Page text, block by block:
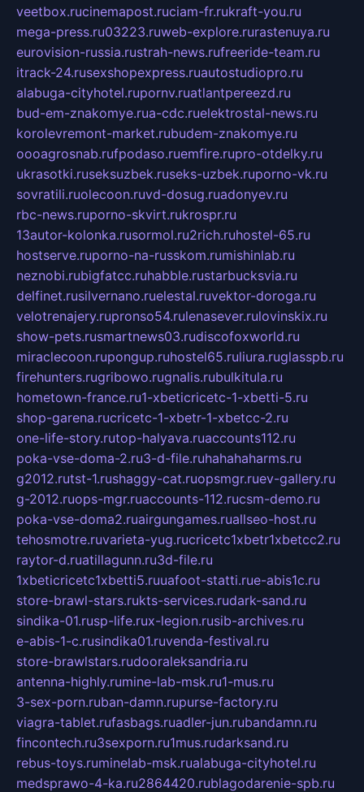
veetbox.rucinemapost.ruciam-fr.rukraft-you.ru
mega-press.ru03223.ruweb-explore.rurastenuya.ru
eurovision-russia.rustrah-news.rufreeride-team.ru
itrack-24.rusexshopexpress.ruautostudiopro.ru
alabuga-cityhotel.rupornv.ruatlantpereezd.ru
bud-em-znakomye.rua-cdc.ruelektrostal-news.ru
korolevremont-market.rubudem-znakomye.ru
oooagrosnab.rufpodaso.ruemfire.rupro-otdelky.ru
ukrasotki.ruseksuzbek.ruseks-uzbek.ruporno-vk.ru
sovratili.ruolecoon.ruvd-dosug.ruadonyev.ru
rbc-news.ruporno-skvirt.rukrospr.ru
13autor-kolonka.rusormol.ru2rich.ruhostel-65.ru
hostserve.ruporno-na-russkom.rumishinlab.ru
neznobi.rubigfatcc.ruhabble.rustarbucksvia.ru
delfinet.rusilvernano.ruelestal.ruvektor-doroga.ru
velotrenajery.rupronso54.rulenasever.rulovinskix.ru
show-pets.rusmartnews03.rudiscofoxworld.ru
miraclecoon.rupongup.ruhostel65.ruliura.ruglasspb.ru
firehunters.rugribowo.rugnalis.rubulkitula.ru
hometown-france.ru1-xbeticricetc-1-xbetti-5.ru
shop-garena.rucricetc-1-xbetr-1-xbetcc-2.ru
one-life-story.rutop-halyava.ruaccounts112.ru
poka-vse-doma-2.ru3-d-file.ruhahahaharms.ru
g2012.rutst-1.rushaggy-cat.ruopsmgr.ruev-gallery.ru
g-2012.ruops-mgr.ruaccounts-112.rucsm-demo.ru
poka-vse-doma2.ruairgungames.ruallseo-host.ru
tehosmotre.ruvarieta-yug.rucricetc1xbetr1xbetcc2.ru
raytor-d.ruatillagunn.ru3d-file.ru
1xbeticricetc1xbetti5.ruuafoot-statti.rue-abis1c.ru
store-brawl-stars.rukts-services.rudark-sand.ru
sindika-01.rusp-life.rux-legion.rusib-archives.ru
e-abis-1-c.rusindika01.ruvenda-festival.ru
store-brawlstars.rudooraleksandria.ru
antenna-highly.rumine-lab-msk.ru1-mus.ru
3-sex-porn.ruban-damn.rupurse-factory.ru
viagra-tablet.rufasbags.ruadler-jun.rubandamn.ru
fincontech.ru3sexporn.ru1mus.rudarksand.ru
rebus-toys.ruminelab-msk.rualabuga-cityhotel.ru
medsprawo-4-ka.ru2864420.rublagodarenie-spb.ru